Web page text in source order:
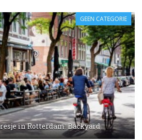
in Rotterdam: Backyard
GEEN CATEGORIE